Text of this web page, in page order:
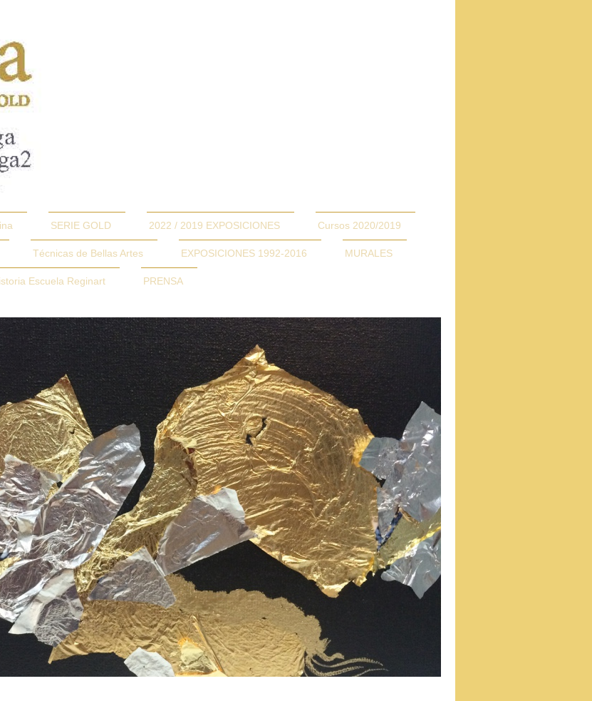
SERIE GOLD 2022 / 2019 EXPOSICIONES Cursos 2020/2019
Técnicas de Bellas Artes EXPOSICIONES 1992-2016 MURALES
Escuela Reginart PRENSA